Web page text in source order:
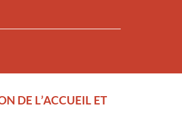
DE L’ACCUEIL ET